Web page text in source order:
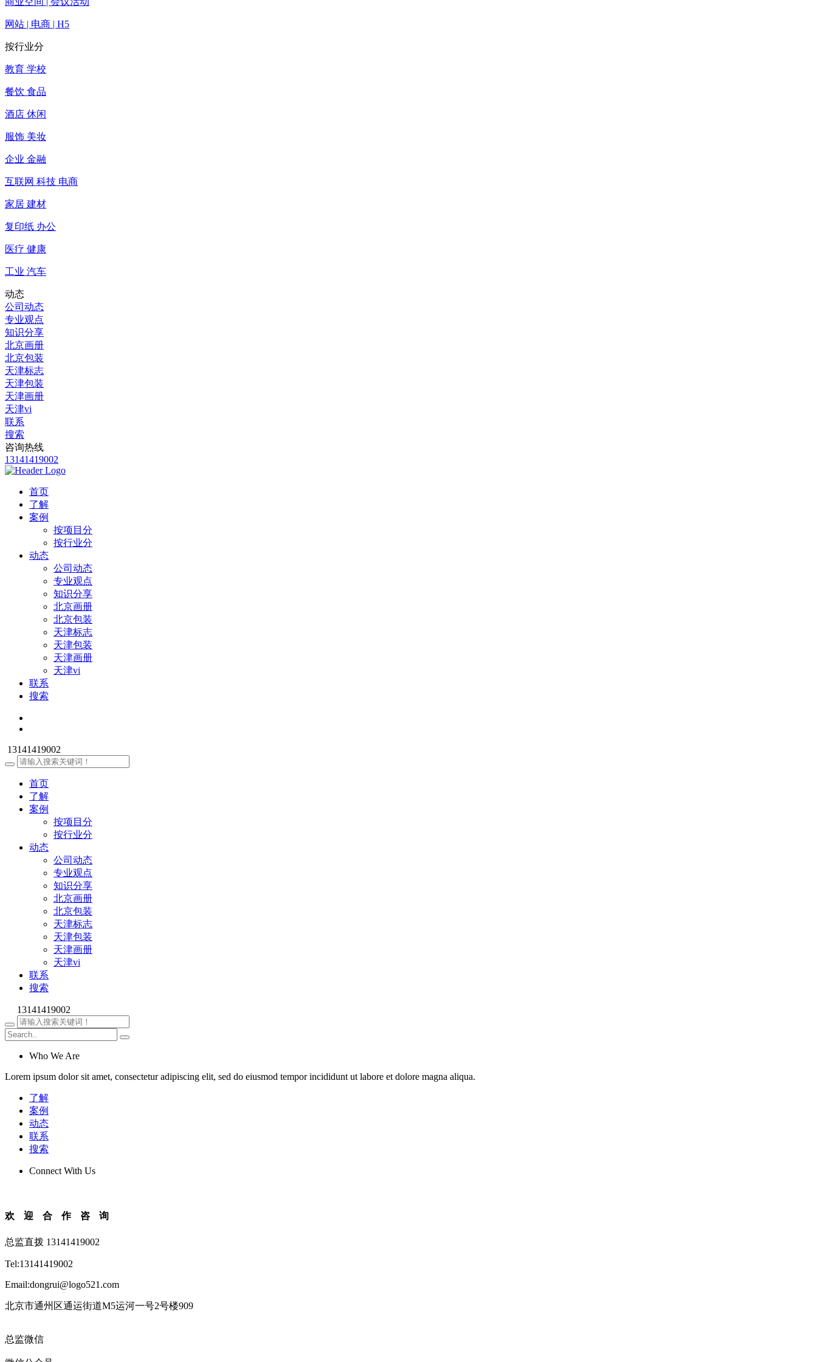
网站 | 电商 | H5
按行业分
教育 学校
餐饮 食品
酒店 休闲
服饰 美妆
企业 金融
互联网 科技 电商
家居 建材
复印纸 办公
医疗 健康
工业 汽车
动态
公司动态
专业观点
知识分享
北京画册
北京包装
天津标志
天津包装
天津画册
天津vi
联系
搜索
咨询热线
13141419002
首页
了解
案例
按项目分
按行业分
动态
公司动态
专业观点
知识分享
北京画册
北京包装
天津标志
天津包装
天津画册
天津vi
联系
搜索
13141419002
首页
了解
案例
按项目分
按行业分
动态
公司动态
专业观点
知识分享
北京画册
北京包装
天津标志
天津包装
天津画册
天津vi
联系
搜索
13141419002
Who We Are
Lorem ipsum dolor sit amet, consectetur adipiscing elit, sed do eiusmod tempor incididunt ut labore et dolore magna aliqua.
了解
案例
动态
联系
搜索
Connect With Us
欢迎合作咨询
总监直拨 13141419002
Tel:13141419002
Email:dongrui@logo521.com
北京市通州区通运街道M5运河一号2号楼909
总监微信